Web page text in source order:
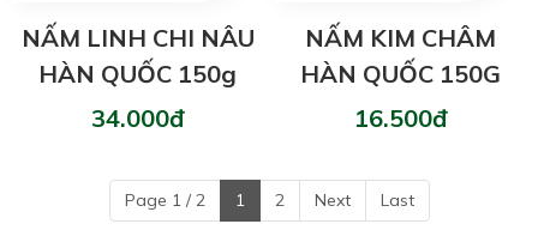
NẤM LINH CHI NÂU
HÀN QUỐC 150g
34.000đ
NẤM KIM CHÂM
HÀN QUỐC 150G
16.500đ
Page 1 / 2 1 2 Next Last